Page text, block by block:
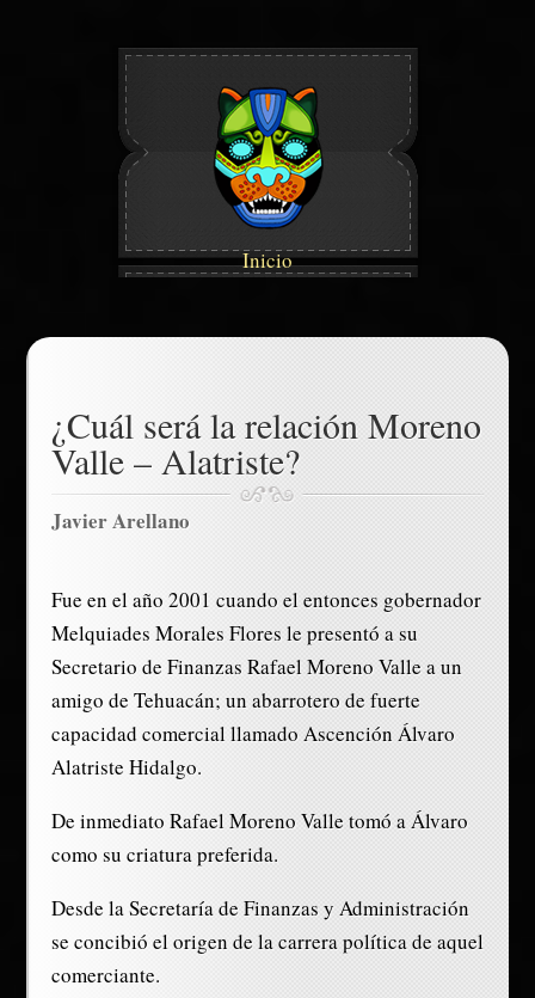
Inicio
¿Cuál será la relación Moreno
Valle – Alatriste?
Javier Arellano
Fue en el año 2001 cuando el entonces gobernador
Melquiades Morales Flores le presentó a su
Secretario de Finanzas Rafael Moreno Valle a un
amigo de Tehuacán; un abarrotero de fuerte
capacidad comercial llamado Ascención Álvaro
Alatriste Hidalgo.
De inmediato Rafael Moreno Valle tomó a Álvaro
como su criatura preferida.
Desde la Secretaría de Finanzas y Administración
se concibió el origen de la carrera política de aquel
comerciante.